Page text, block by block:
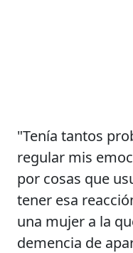
"Tenía tantos
regular mis
por cosas que
tener esa
una mujer a la
demencia de